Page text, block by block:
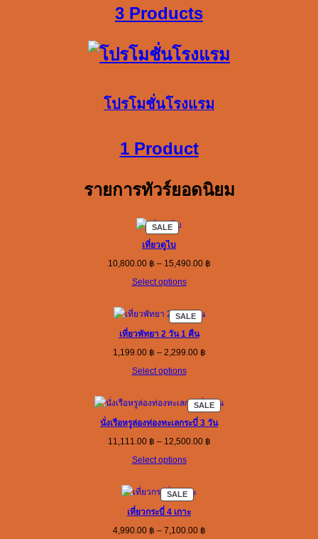
3 Products
โปรโมชั่นโรงแรม
1 Product
รายการทัวร์ยอดนิยม
SALEPRODUCT
ON
SALE
เที่ยวดูไบ
10,800.00 ฿ – 15,490.00 ฿Price
Select options
SALEPRODUCT
ON
SALE
เที่ยวพัทยา 2 วัน 1 คืน
1,199.00 ฿ – 2,299.00 ฿Price
Select options
SALEPRODUCT
ON
SALE
นั่งเรือหรูล่องท่องทะเลกระบี่ 3 วัน
11,111.00 ฿ – 12,500.00 ฿Price
Select options
SALEPRODUCT
ON
SALE
เที่ยวกระบี่ 4 เกาะ
4,990.00 ฿ – 7,100.00 ฿Price